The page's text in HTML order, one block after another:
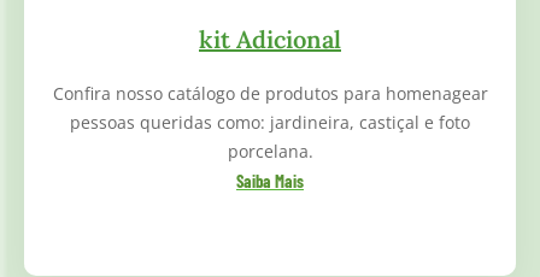
kit Adicional
Confira nosso catálogo de produtos para homenagear
pessoas queridas como: jardineira, castiçal e foto
porcelana.
Saiba Mais